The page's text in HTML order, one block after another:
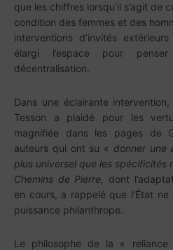
que les chiffres lorsqu’il s’agit de
condition des femmes et des
interventions d’invités
élargi l’espace pour
décentralisation.
Dans une éclairante
Tesson a plaidé pour les
magnifiée dans les pages de
auteurs qui ont su « donner une
plus universel que les spécificités
Chemins de Pierre,
dont
en cours, a rappelé que l’État
puissance philanthrope.
Le philosophe de la «